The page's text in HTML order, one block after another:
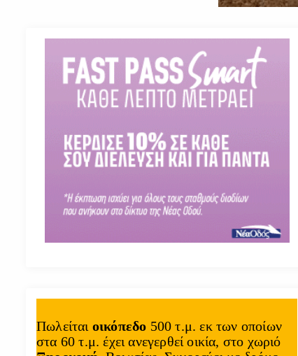
Πωλείται οικόπεδο 500 τ.μ. εκ των οποίων
στα 60 τ.μ. έχει ανεγερθεί οικία, στο χωριό